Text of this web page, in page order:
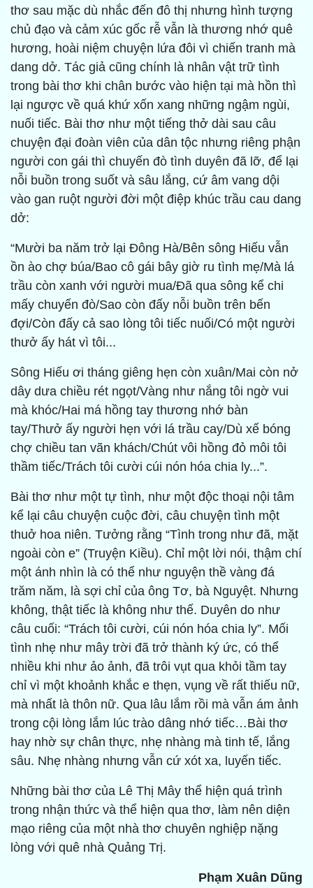
thơ sau mặc dù nhắc đến đô thị nhưng hình tượng
chủ đạo và cảm xúc gốc rễ vẫn là thương nhớ quê
hương, hoài niệm chuyện lứa đôi vì chiến tranh mà
dang dở. Tác giả cũng chính là nhân vật trữ tình
trong bài thơ khi chân bước vào hiện tại mà hồn thì
lại ngược về quá khứ xốn xang những ngậm ngùi,
nuối tiếc. Bài thơ như một tiếng thở dài sau câu
chuyện đại đoàn viên của dân tộc nhưng riêng phận
người con gái thì chuyến đò tình duyên đã lỡ, để lại
nỗi buồn trong suốt và sâu lắng, cứ âm vang dội
vào gan ruột người đời một điệp khúc trầu cau dang
dở:
“Mười ba năm trở lại Đông Hà/Bên sông Hiếu vẫn
ồn ào chợ búa/Bao cô gái bây giờ ru tình mẹ/Mà lá
trầu còn xanh với người mua/Đã qua sông kể chi
mấy chuyến đò/Sao còn đấy nỗi buồn trên bến
đợi/Còn đấy cả sao lòng tôi tiếc nuối/Có một người
thưở ấy hát vì tôi...
Sông Hiếu ơi tháng giêng hẹn còn xuân/Mai còn nở
dây dưa chiều rét ngọt/Vàng như nắng tôi ngờ vui
mà khóc/Hai má hồng tay thương nhớ bàn
tay/Thưở ấy người hẹn với lá trầu cay/Dù xế bóng
chợ chiều tan vãn khách/Chút vôi hồng đỏ môi tôi
thầm tiếc/Trách tôi cười cúi nón hóa chia ly...”.
Bài thơ như một tự tình, như một độc thoại nội tâm
kể lại câu chuyện cuộc đời, câu chuyện tình một
thuở hoa niên. Tưởng rằng “Tình trong như đã, mặt
ngoài còn e” (Truyện Kiều). Chỉ một lời nói, thậm chí
một ánh nhìn là có thể như nguyện thề vàng đá
trăm năm, là sợi chỉ của ông Tơ, bà Nguyệt. Nhưng
không, thật tiếc là không như thế. Duyên do như
câu cuối: “Trách tôi cười, cúi nón hóa chia ly”. Mối
tình nhẹ như mây trời đã trở thành ký ức, có thể
nhiều khi như ảo ảnh, đã trôi vụt qua khỏi tầm tay
chỉ vì một khoảnh khắc e thẹn, vụng về rất thiếu nữ,
mà nhất là thôn nữ. Qua lâu lắm rồi mà vẫn ám ảnh
trong cội lòng lắm lúc trào dâng nhớ tiếc…Bài thơ
hay nhờ sự chân thực, nhẹ nhàng mà tinh tế, lắng
sâu. Nhẹ nhàng nhưng vẫn cứ xót xa, luyến tiếc.
Những bài thơ của Lê Thị Mây thể hiện quá trình
trong nhận thức và thể hiện qua thơ, làm nên diện
mạo riêng của một nhà thơ chuyên nghiệp nặng
lòng với quê nhà Quảng Trị.
Phạm Xuân Dũng